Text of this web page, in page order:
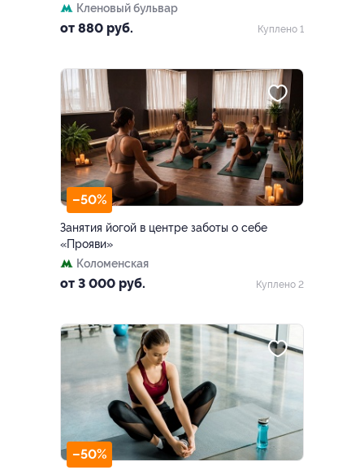
Кленовый бульвар
от 880 руб. Куплено 1
–50%
Занятия йогой в центре заботы о себе
«Прояви»
Коломенская
от 3 000 руб. Куплено 2
–50%